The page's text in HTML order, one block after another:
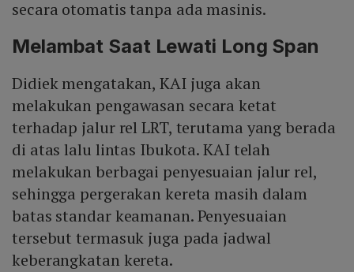
secara otomatis tanpa ada masinis.
Melambat Saat Lewati Long Span
Didiek mengatakan, KAI juga akan
melakukan pengawasan secara ketat
terhadap jalur rel LRT, terutama yang berada
di atas lalu lintas Ibukota. KAI telah
melakukan berbagai penyesuaian jalur rel,
sehingga pergerakan kereta masih dalam
batas standar keamanan. Penyesuaian
tersebut termasuk juga pada jadwal
keberangkatan kereta.